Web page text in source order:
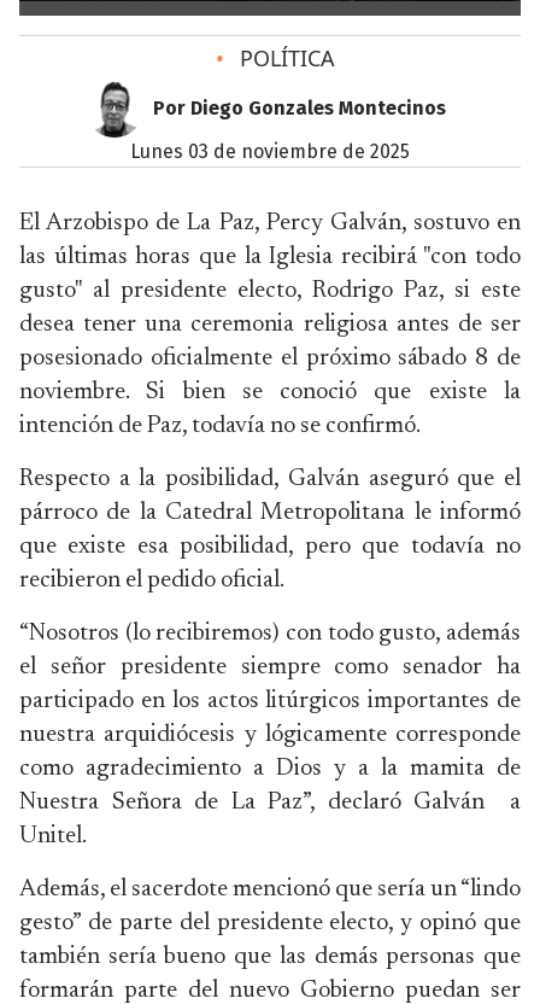
• POLÍTICA
Por Diego Gonzales Montecinos
lunes 03 de noviembre de 2025
El Arzobispo de La Paz, Percy Galván, sostuvo en
las últimas horas que la Iglesia recibirá "con todo
gusto" al presidente electo, Rodrigo Paz, si este
desea tener una ceremonia religiosa antes de ser
posesionado oficialmente el próximo sábado 8 de
noviembre. Si bien se conoció que existe la
intención de Paz, todavía no se confirmó.
Respecto a la posibilidad, Galván aseguró que el
párroco de la Catedral Metropolitana le informó
que existe esa posibilidad, pero que todavía no
recibieron el pedido oficial.
“Nosotros (lo recibiremos) con todo gusto, además
el señor presidente siempre como senador ha
participado en los actos litúrgicos importantes de
nuestra arquidiócesis y lógicamente corresponde
como agradecimiento a Dios y a la mamita de
Nuestra Señora de La Paz”, declaró Galván a
Unitel.
Además, el sacerdote mencionó que sería un “lindo
gesto” de parte del presidente electo, y opinó que
también sería bueno que las demás personas que
formarán parte del nuevo Gobierno puedan ser